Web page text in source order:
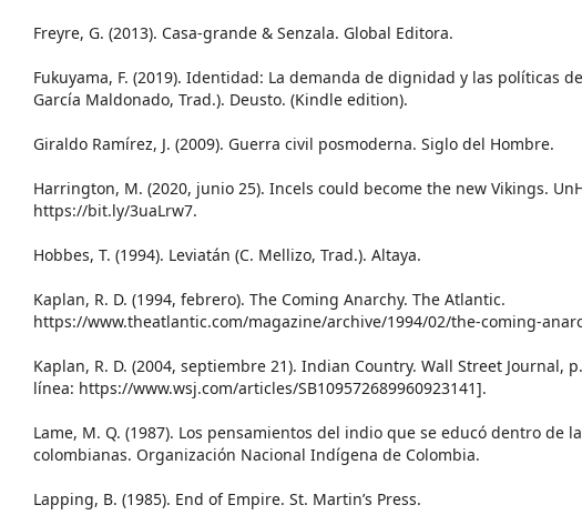
Freyre, G. (2013). Casa-grande & Senzala. Global Editora.
Fukuyama, F. (2019). Identidad: La demanda de dignidad y las políticas
García Maldonado, Trad.). Deusto. (Kindle edition).
Giraldo Ramírez, J. (2009). Guerra civil posmoderna. Siglo del Hombre.
Harrington, M. (2020, junio 25). Incels could become the new Vikings.
https://bit.ly/3uaLrw7.
Hobbes, T. (1994). Leviatán (C. Mellizo, Trad.). Altaya.
Kaplan, R. D. (1994, febrero). The Coming Anarchy. The Atlantic.
https://www.theatlantic.com/magazine/archive/1994/02/the-coming-
Kaplan, R. D. (2004, septiembre 21). Indian Country. Wall Street Journal,
línea: https://www.wsj.com/articles/SB109572689960923141].
Lame, M. Q. (1987). Los pensamientos del indio que se educó dentro de
colombianas. Organización Nacional Indígena de Colombia.
Lapping, B. (1985). End of Empire. St. Martin’s Press.